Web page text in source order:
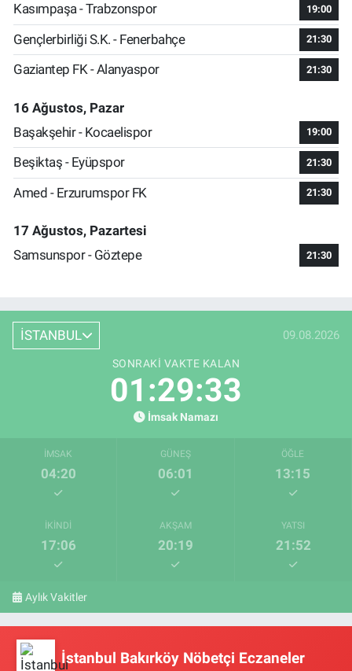
Kasımpaşa - Trabzonspor 19:00
Gençlerbirliği S.K. - Fenerbahçe 21:30
Gaziantep FK - Alanyaspor 21:30
16 Ağustos, Pazar
Başakşehir - Kocaelispor
19:00
Beşiktaş - Eyüpspor 21:30
Amed - Erzurumspor FK 21:30
17 Ağustos, Pazartesi
Samsunspor - Göztepe
21:30
İSTANBUL 09.08.2026
SONRAKI VAKTE KALAN
01:29:32
İmsak Namazı
İMSAK
04:20
GÜNEŞ
06:01
ÖĞLE
13:15
İKINDI
17:06
AKŞAM
20:19
YATSI
21:52
Aylık Vakitler
İstanbul Bakırköy Nöbetçi Eczaneler